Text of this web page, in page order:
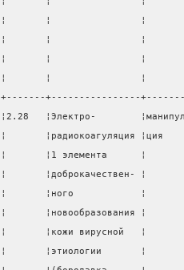
¦       ¦                ¦
¦       ¦                ¦
¦       ¦                ¦
¦       ¦                ¦
+-------+----------------
¦2.28   ¦Электро-
¦       ¦радиокоагуляция ¦ция
¦       ¦1 элемента      ¦
¦       ¦доброкачествен- ¦
¦       ¦ного            ¦
¦       ¦новообразования ¦
¦       ¦кожи вирусной   ¦
¦       ¦этиологии       ¦